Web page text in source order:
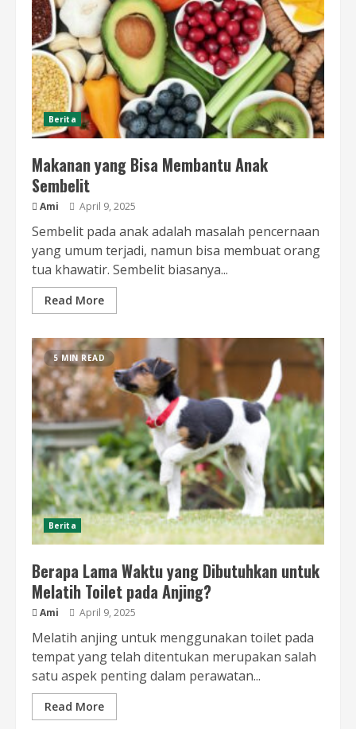
Berita
Makanan yang Bisa Membantu Anak
Sembelit
Ami April 9, 2025
Sembelit pada anak adalah masalah pencernaan
yang umum terjadi, namun bisa membuat orang
tua khawatir. Sembelit biasanya...
Read More
5 MIN READ
Berita
Berapa Lama Waktu yang Dibutuhkan untuk
Melatih Toilet pada Anjing?
Ami April 9, 2025
Melatih anjing untuk menggunakan toilet pada
tempat yang telah ditentukan merupakan salah
satu aspek penting dalam perawatan...
Read More